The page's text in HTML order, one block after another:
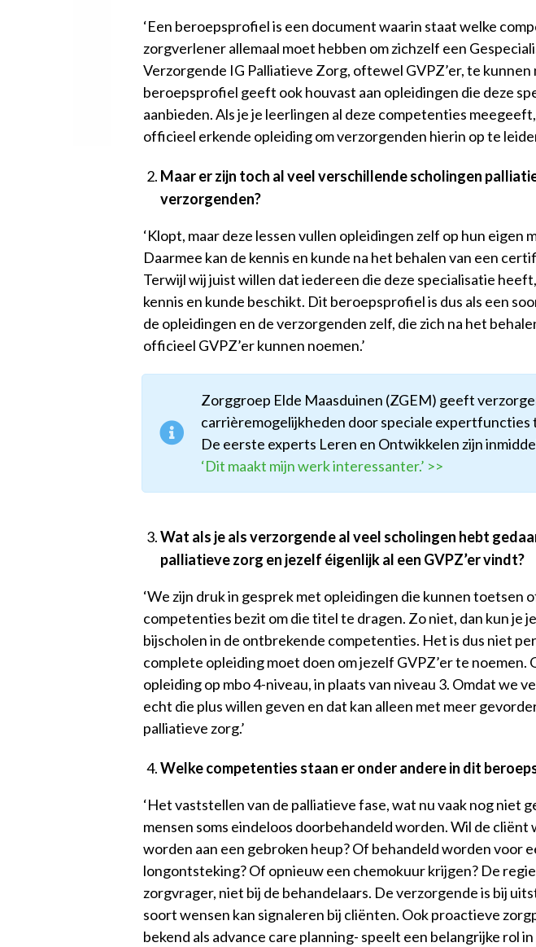
‘Een beroepsprofiel is een document waarin staat welke
zorgverlener allemaal moet hebben om zichzelf een
Verzorgende IG Palliatieve Zorg, oftewel GVPZ’er, te kunnen
beroepsprofiel geeft ook houvast aan opleidingen die deze
aanbieden. Als je je leerlingen al deze competenties
officieel erkende opleiding om verzorgenden hierin op te
Maar er zijn toch al veel verschillende scholingen
verzorgenden?
‘Klopt, maar deze lessen vullen opleidingen zelf op hun eigen
Daarmee kan de kennis en kunde na het behalen van een
Terwijl wij juist willen dat iedereen die deze specialisatie
kennis en kunde beschikt. Dit beroepsprofiel is dus als een
de opleidingen en de verzorgenden zelf, die zich na het
officieel GVPZ’er kunnen noemen.’
Zorggroep Elde Maasduinen (ZGEM) geeft
carrièremogelijkheden door speciale expertfuncties
De eerste experts Leren en Ontwikkelen zijn
‘Dit maakt mijn werk interessanter.’ >>
Wat als je als verzorgende al veel scholingen hebt
palliatieve zorg en jezelf éigenlijk al een GVPZ’er vindt?
‘We zijn druk in gesprek met opleidingen die kunnen toetsen
competenties bezit om die titel te dragen. Zo niet, dan kun je
bijscholen in de ontbrekende competenties. Het is dus niet
complete opleiding moet doen om jezelf GVPZ’er te noemen.
opleiding op mbo 4-niveau, in plaats van niveau 3. Omdat we
echt die plus willen geven en dat kan alleen met meer
palliatieve zorg.’
Welke competenties staan er onder andere in dit
‘Het vaststellen van de palliatieve fase, wat nu vaak nog niet
mensen soms eindeloos doorbehandeld worden. Wil de cliënt
worden aan een gebroken heup? Of behandeld worden voor
longontsteking? Of opnieuw een chemokuur krijgen? De
zorgvrager, niet bij de behandelaars. De verzorgende is bij
soort wensen kan signaleren bij cliënten. Ook proactieve
bekend als advance care planning- speelt een belangrijke rol